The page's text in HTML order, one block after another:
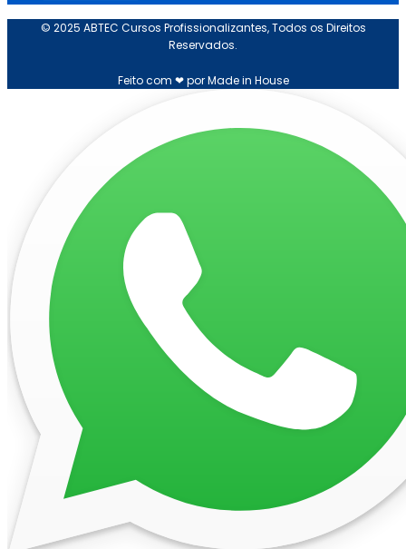
© 2025 ABTEC Cursos Profissionalizantes, Todos os Direitos
Reservados.
Feito com ❤ por Made in House